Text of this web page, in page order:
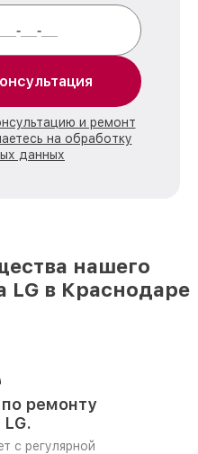
и ремонт
на обработку
данных
нашего
LG в Краснодаре
ремонту
с регулярной